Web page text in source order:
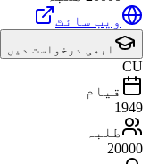
ویب سائٹ
ابھی درخواست دیں
CU
قیام
1949
طلبہ
20000